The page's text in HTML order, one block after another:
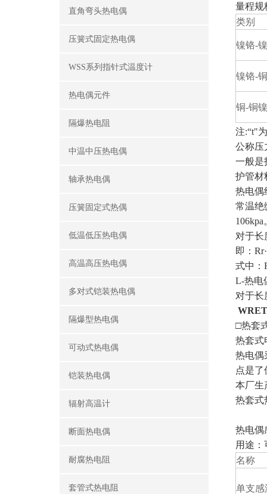
直角弯头热电偶
压簧式固定热电偶
WSS系列指针式温度计
热电偶元件
隔爆热电阻
中温中压热电偶
轴承热电偶
压簧固定式热偶
低温低压热电偶
高温高压热电偶
多对式铠装热电偶
隔爆型热电偶
可动式热电偶
铠装热电偶
辐射高温计
断面热电偶
耐腐热电阻
套管式热电阻
量程规
类别
镍铬-
镍铬-
铜-铜镍
注:“t"
公称压
一般是
护管材
热电偶
常温绝
106kpa
对于长
即：
式中：
L-热电
对于长
□热套
热套式
热电偶
点是
本厂生
热套式
热电偶
用途
名称
单支感